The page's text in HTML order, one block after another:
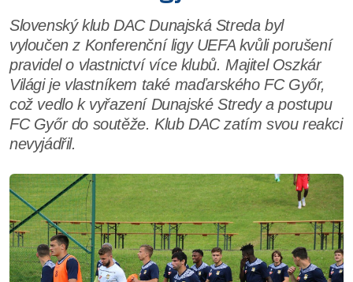
Slovenský klub DAC Dunajská Streda byl
vyloučen z Konferenční ligy UEFA kvůli porušení
pravidel o vlastnictví více klubů. Majitel Oszkár
Világi je vlastníkem také maďarského FC Győr,
což vedlo k vyřazení Dunajské Stredy a postupu
FC Győr do soutěže. Klub DAC zatím svou reakci
nevyjádřil.